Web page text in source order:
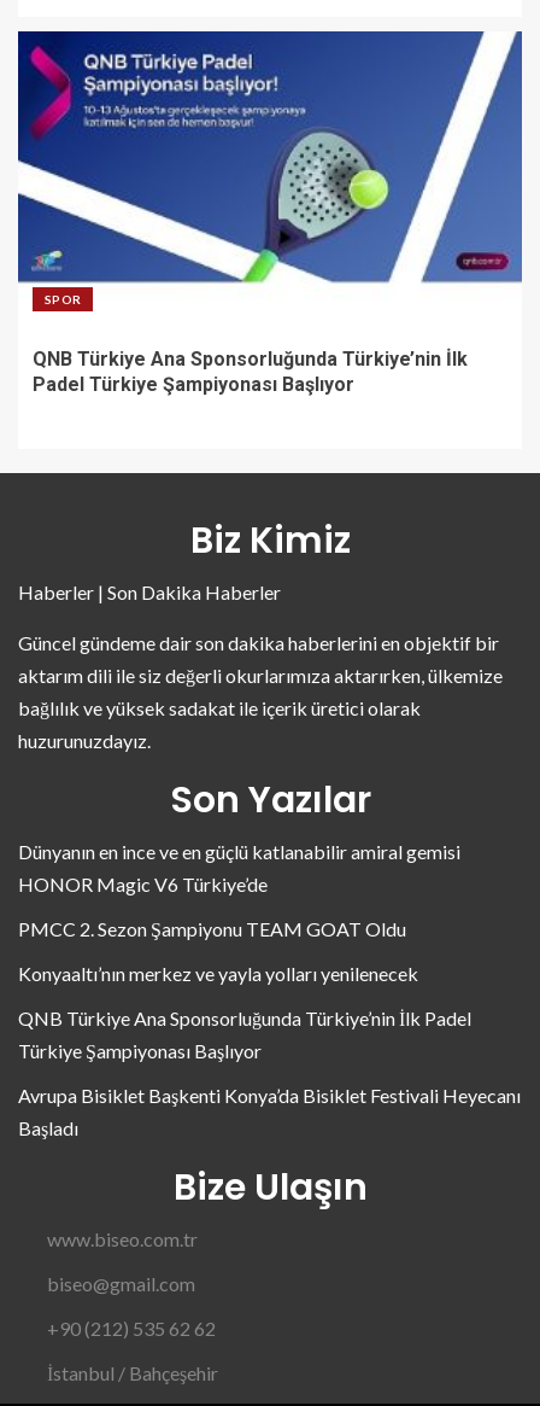
SPOR
QNB Türkiye Ana Sponsorluğunda Türkiye’nin İlk
Padel Türkiye Şampiyonası Başlıyor
Biz Kimiz
Haberler | Son Dakika Haberler
Güncel gündeme dair son dakika haberlerini en objektif bir
aktarım dili ile siz değerli okurlarımıza aktarırken, ülkemize
bağlılık ve yüksek sadakat ile içerik üretici olarak
huzurunuzdayız.
Son Yazılar
Dünyanın en ince ve en güçlü katlanabilir amiral gemisi
HONOR Magic V6 Türkiye’de
PMCC 2. Sezon Şampiyonu TEAM GOAT Oldu
Konyaaltı’nın merkez ve yayla yolları yenilenecek
QNB Türkiye Ana Sponsorluğunda Türkiye’nin İlk Padel
Türkiye Şampiyonası Başlıyor
Avrupa Bisiklet Başkenti Konya’da Bisiklet Festivali Heyecanı
Başladı
Bize Ulaşın
www.biseo.com.tr
biseo@gmail.com
+90 (212) 535 62 62
İstanbul / Bahçeşehir